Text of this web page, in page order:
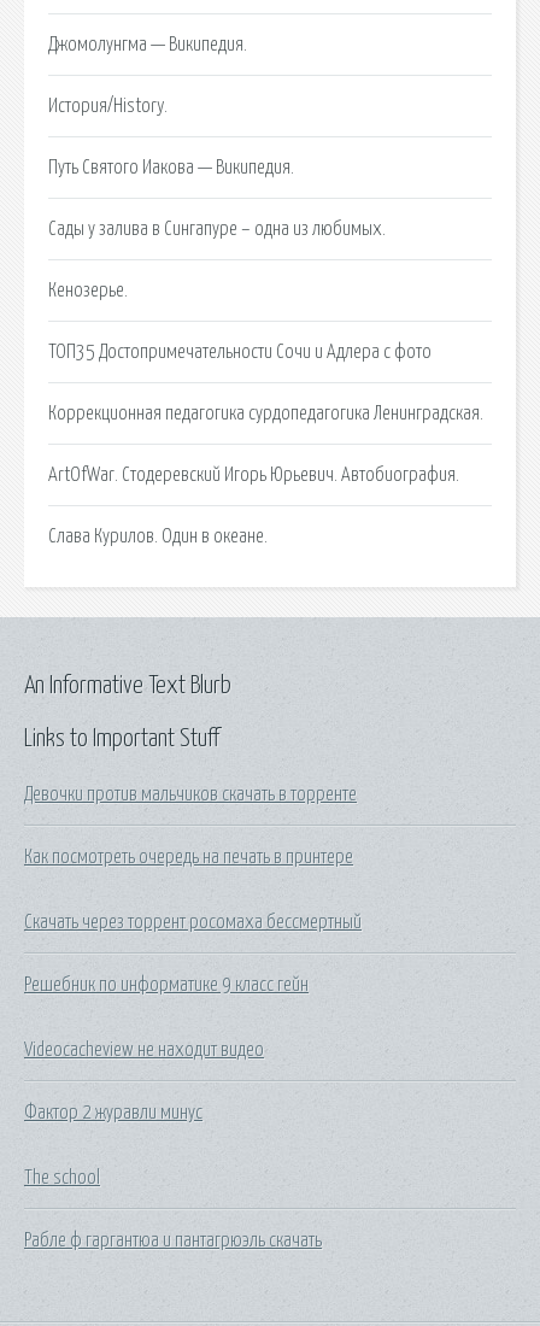
Джомолунгма — Википедия.
История/History.
Путь Святого Иакова — Википедия.
Сады у залива в Сингапуре – одна из любимых.
Кенозерье.
ТОП35 Достопримечательности Сочи и Адлера с фото
Коррекционная педагогика сурдопедагогика Ленинградская.
ArtOfWar. Стодеревский Игорь Юрьевич. Автобиография.
Cлава Курилов. Один в океане.
Links to Important Stuff
Девочки против мальчиков скачать в торренте
Как посмотреть очередь на печать в принтере
Скачать через торрент росомаха бессмертный
Решебник по информатике 9 класс гейн
Videocacheview не находит видео
Фактор 2 журавли минус
The school
Рабле ф гаргантюа и пантагрюэль скачать
An Informative Text Blurb